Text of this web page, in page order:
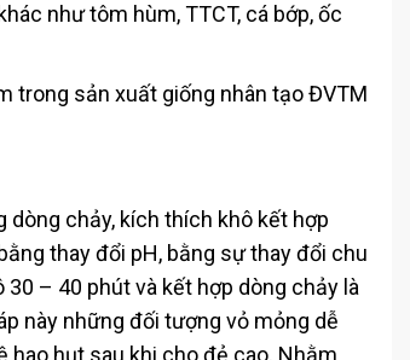
như tôm hùm, TTCT, cá bớp, ốc
trong sản xuất giống nhân tạo ĐVTM
dòng chảy, kích thích khô kết hợp
thay đổi pH, bằng sự thay đổi chu
– 40 phút và kết hợp dòng chảy là
này những đối tượng vỏ mỏng dễ
hao hụt sau khi cho đẻ cao. Nhằm